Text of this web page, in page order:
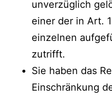
unverzüglich
einer der in Art.
einzelnen
zutrifft.
Sie haben das
Einschränkung